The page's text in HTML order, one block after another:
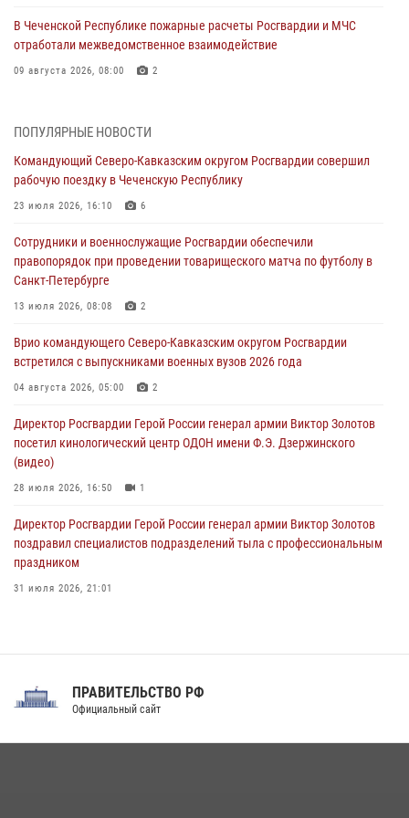
В Чеченской Республике пожарные расчеты Росгвардии и МЧС
отработали межведомственное взаимодействие
09 августа 2026, 08:00 2
определили на Кубани
В Ульяновске росгвардейцы присоединились к донорской акции
(видео)
В регионах Урала бойцам Росгвардии в зону СВО передали свежие
тиражи газет
09 августа 2026, 05:00
Росгвардейцы провели занятие по стрелковой подготовке для
воспитанников Центра детского, юношеского туризма и
краеведения Луганской Народной Республики
ПОПУЛЯРНЫЕ НОВОСТИ
Командующий Северо-Кавказским округом Росгвардии совершил
рабочую поездку в Чеченскую Республику
23 июля 2026, 16:10 6
Сотрудники и военнослужащие Росгвардии обеспечили
правопорядок при проведении товарищеского матча по футболу в
Санкт-Петербурге
13 июля 2026, 08:08 2
Врио командующего Северо-Кавказским округом Росгвардии
встретился с выпускниками военных вузов 2026 года
04 августа 2026, 05:00 2
Директор Росгвардии Герой России генерал армии Виктор Золотов
посетил кинологический центр ОДОН имени Ф.Э. Дзержинского
(видео)
28 июля 2026, 16:50 1
Директор Росгвардии Герой России генерал армии Виктор Золотов
поздравил специалистов подразделений тыла с профессиональным
праздником
31 июля 2026, 21:01
Праздник «Один день с Росгвардией» к 105-летию Центрального
ПРАВИТЕЛЬСТВО РФ
Официальный сайт